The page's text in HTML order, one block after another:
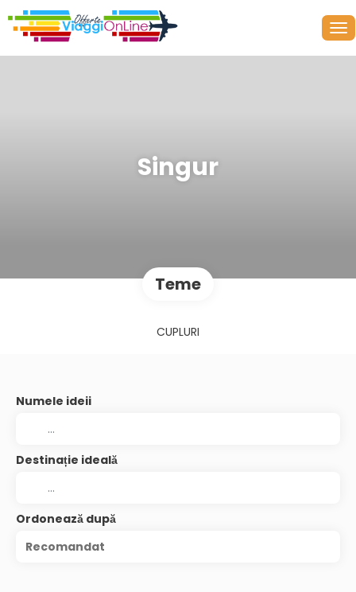
Singur
Teme
CUPLURI
Numele ideii
Destinație ideală
Ordonează după
Recomandat